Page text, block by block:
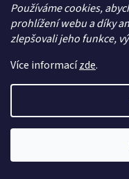
Používáme cookies,
prohlížení webu a díky
zlepšovali jeho funkce,
Více informacízde.